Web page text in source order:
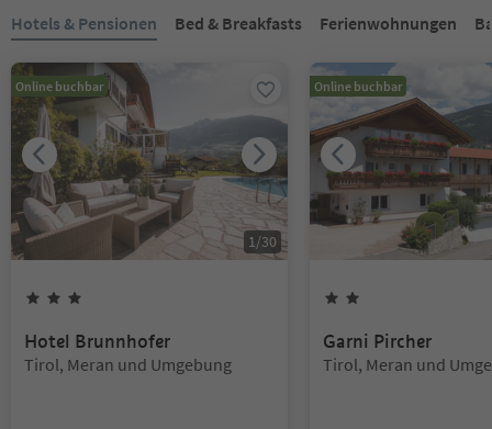
Hotels & Pensionen Bed & Breakfasts Ferienwohnungen
Online buchbar
1 /30
Hotel Brunnhofer
Standort:
Tirol, Meran und Umgebung
Online buchbar
Garni Pircher
Standort:
Tirol, Meran und